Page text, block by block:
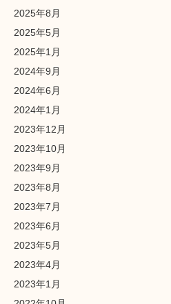
2025年8月
2025年5月
2025年1月
2024年9月
2024年6月
2024年1月
2023年12月
2023年10月
2023年9月
2023年8月
2023年7月
2023年6月
2023年5月
2023年4月
2023年1月